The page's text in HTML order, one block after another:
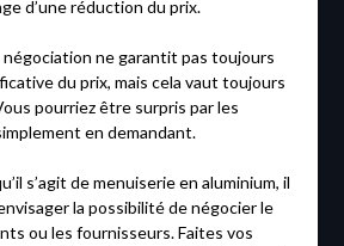
d’une réduction du prix.
négociation ne garantit pas toujours
du prix, mais cela vaut toujours
pourriez être surpris par les
en demandant.
s’agit de menuiserie en aluminium, il
la possibilité de négocier le
ou les fournisseurs. Faites vos